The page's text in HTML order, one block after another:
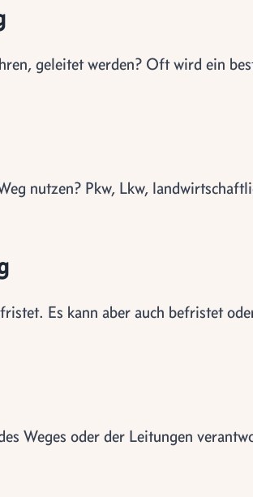
geleitet werden? Oft wird ein
nutzen? Pkw, Lkw,
Es kann aber auch befristet
Weges oder der Leitungen